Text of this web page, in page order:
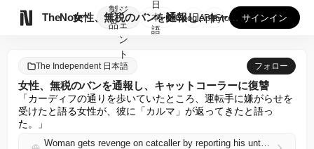
TheNote
製
品
ジ
ェ
ン
ト
女性、無税のバンを通報し、キャットコーラーに復讐
日
本
語
GooglePlay
AppStore サインイン
The Independent 日本語 フォロー
女性、無税のバンを通報し、キャットコーラーに復讐
「カーディフの通りを歩いていたところ、運転手に嫌がらせを
受けたと語る女性が、彼に「カルマ」が返ってきたと語っ
た。」
Woman gets revenge on catcaller by reporting his untaxed van